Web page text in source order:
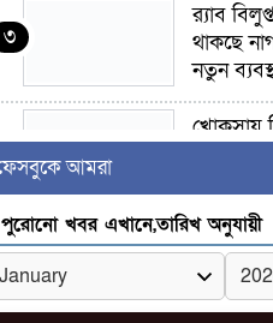
৩
র‍্যাব
থাকছে
নতুন
৪
খোকসায়
৫
সাঈদীর
সন্তান’:
আমরা
পুরোনো খবর এখানে,তারিখ অনুযায়ী